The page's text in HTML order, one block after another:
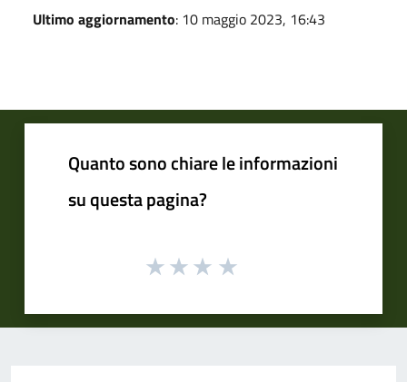
Ultimo aggiornamento: 10 maggio 2023, 16:43
Quanto sono chiare le informazioni
su questa pagina?